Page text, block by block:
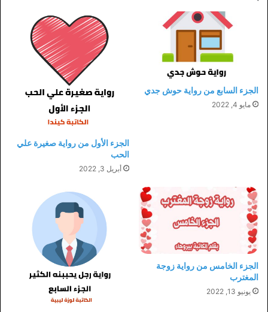
الجزء السابع من رواية حوش جدي
مايو 4, 2022
الجزء الأول من رواية صغيرة علي
الحب
أبريل 3, 2022
الجزء الخامس من رواية زوجة
المغترب
يونيو 13, 2022